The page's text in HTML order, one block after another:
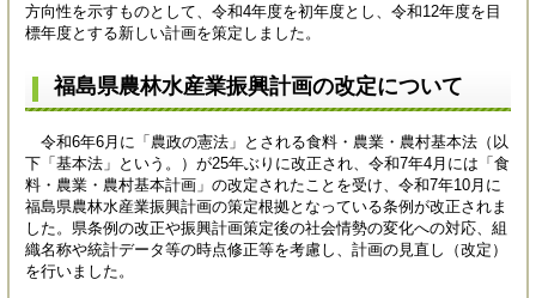
方向性を示すものとして、令和4年度を初年度とし、令和12年度を目
標年度とする新しい計画を策定しました。
福島県農林水産業振興計画の改定について
令和6年6月に「農政の憲法」とされる食料・農業・農村基本法（以
下「基本法」という。）が25年ぶりに改正され、令和7年4月には「食
料・農業・農村基本計画」の改定されたことを受け、令和7年10月に
福島県農林水産業振興計画の策定根拠となっている条例が改正されま
した。県条例の改正や振興計画策定後の社会情勢の変化への対応、組
織名称や統計データ等の時点修正等を考慮し、計画の見直し（改定）
を行いました。